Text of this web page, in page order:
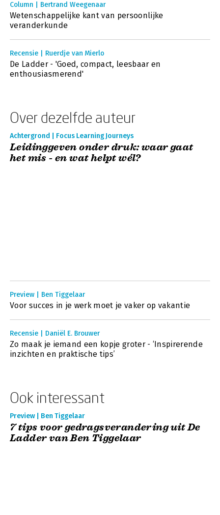
Column | Bertrand Weegenaar
Wetenschappelijke kant van persoonlijke
veranderkunde
Recensie | Ruerdje van Mierlo
De Ladder - 'Goed, compact, leesbaar en
enthousiasmerend'
Over dezelfde auteur
Achtergrond | Focus Learning Journeys
Leidinggeven onder druk: waar gaat
het mis - en wat helpt wél?
Preview | Ben Tiggelaar
Voor succes in je werk moet je vaker op vakantie
Recensie | Daniël E. Brouwer
Zo maak je iemand een kopje groter - ‘Inspirerende
inzichten en praktische tips’
Ook interessant
Preview | Ben Tiggelaar
7 tips voor gedragsverandering uit De
Ladder van Ben Tiggelaar